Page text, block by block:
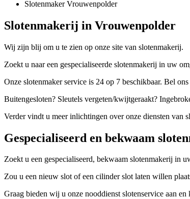
Slotenmaker Vrouwenpolder
Slotenmakerij in Vrouwenpolder
Wij zijn blij om u te zien op onze site van slotenmakerij.
Zoekt u naar een gespecialiseerde slotenmakerij in uw
Onze slotenmaker service is 24 op 7 beschikbaar. Bel
Buitengesloten? Sleutels vergeten/kwijtgeraakt?
Verder vindt u meer inlichtingen over onze diensten van
Gespecialiseerd en bekwaam
Zoekt u een gespecialiseerd, bekwaam slotenmakerij in
Zou u een nieuw slot of een cilinder slot laten willen
Graag bieden wij u onze nooddienst slotenservice aan